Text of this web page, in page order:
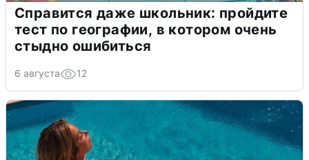
Справится даже школьник: пройдите
тест по географии, в котором очень
стыдно ошибиться
6 августа 12